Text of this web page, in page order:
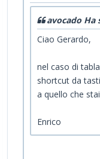
avocado Ha
Ciao Gerardo,
nel caso di
shortcut da
a quello che
Enrico